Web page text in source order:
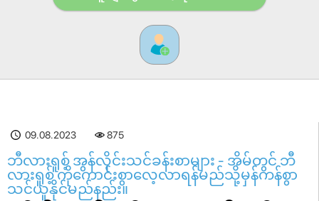
09.08.2023 875
ဘီလားရူစ့် အွန်လိုင်းသင်ခန်းစာများ - အိမ်တွင် ဘီ
လားရူစ့် ကိုကောင်းစွာလေ့လာရန်မည်သို့မှန်ကန်စွာ
သင်ယူနိုင်မည်နည်း။